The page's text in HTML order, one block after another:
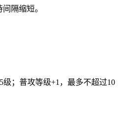
隔缩短。
级；普攻等级+1，最多不超过10